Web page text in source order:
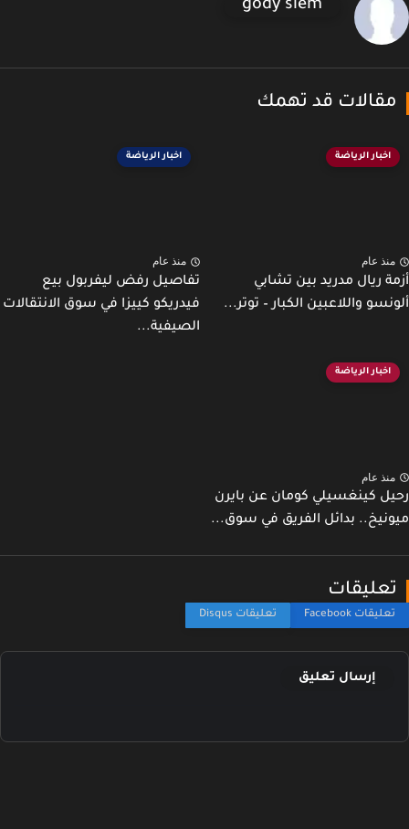
gody slem
قد تهمك
اخبار الرياضة
عام
ريال مدريد بين تشابي
واللاعبين الكبار – توتر...
اخبار الرياضة
منذ عام
تفاصيل رفض ليفربول بيع
فيدريكو كييزا في سوق الانتقالات
الصيفية...
اخبار الرياضة
عام
كينغسيلي كومان عن بايرن
بدائل الفريق في سوق...
إرسال تعليق